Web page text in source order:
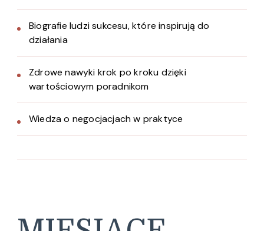
Biografie ludzi sukcesu, które inspirują do
działania
Zdrowe nawyki krok po kroku dzięki
wartościowym poradnikom
Wiedza o negocjacjach w praktyce